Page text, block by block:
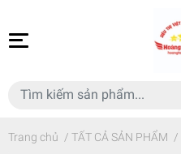
Trang chủ / TẤT CẢ SẢN PHẨM /